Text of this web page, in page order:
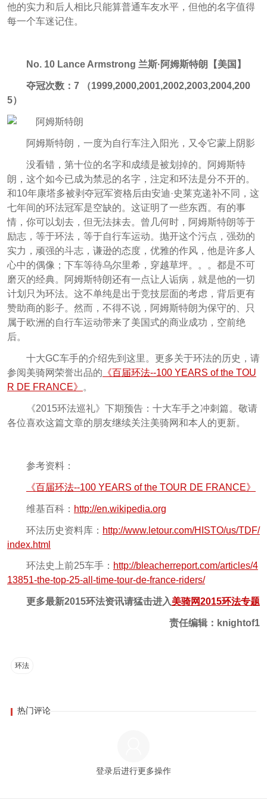
他的实力和后人相比只能算普通车友水平，但他的名字值得
每一个车迷记住。
No. 10 Lance Armstrong 兰斯·阿姆斯特朗【美国】
夺冠次数：7 （1999,2000,2001,2002,2003,2004,200
5）
阿姆斯特朗，一度为自行车注入阳光，又令它蒙上阴影
没看错，第十位的名字和成绩是被划掉的。阿姆斯特
朗，这个如今已成为禁忌的名字，注定和环法是分不开的。
和10年康塔多被剥夺冠军资格后由安迪·史莱克递补不同，这
七年间的环法冠军是空缺的。这证明了一些东西。有的事
情，你可以划去，但无法抹去。曾几何时，阿姆斯特朗等于
励志，等于环法，等于自行车运动。抛开这个污点，强劲的
实力，顽强的斗志，谦逊的态度，优雅的作风，他是许多人
心中的偶像；下车等待乌尔里希，穿越草坪。。。都是不可
磨灭的经典。阿姆斯特朗还有一点让人诟病，就是他的一切
计划只为环法。这不单纯是出于竞技层面的考虑，背后更有
赞助商的影子。然而，不得不说，阿姆斯特朗为保守的、只
属于欧洲的自行车运动带来了美国式的商业成功，空前绝
后。
十大GC车手的介绍先到这里。更多关于环法的历史，请
参阅美骑网荣誉出品的 《百届环法--100 YEARS of the TOU
R DE FRANCE》
。
《2015环法巡礼》下期预告：十大车手之冲刺篇。敬请
各位喜欢这篇文章的朋友继续关注美骑网和本人的更新。
参考资料：
《百届环法--100 YEARS of the TOUR DE FRANCE》
维基百科： http://en.wikipedia.org
环法历史资料库： http://www.letour.com/HISTO/us/TDF/
index.html
环法史上前25车手： http://bleacherreport.com/articles/4
13851-the-top-25-all-time-tour-de-france-riders/
更多最新2015环法资讯请猛击进入美骑网2015环法专题
责任编辑：knightof1
环法
热门评论
登录后进行更多操作